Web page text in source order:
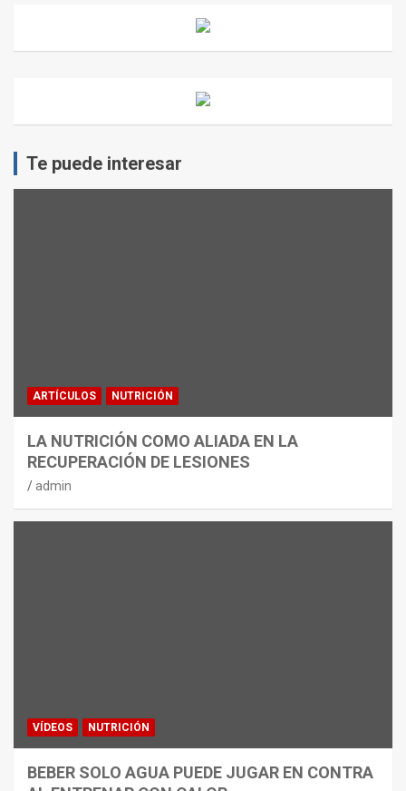
Te puede interesar
ARTÍCULOS NUTRICIÓN
LA NUTRICIÓN COMO ALIADA EN LA
RECUPERACIÓN DE LESIONES
admin
VÍDEOS NUTRICIÓN
BEBER SOLO AGUA PUEDE JUGAR EN CONTRA